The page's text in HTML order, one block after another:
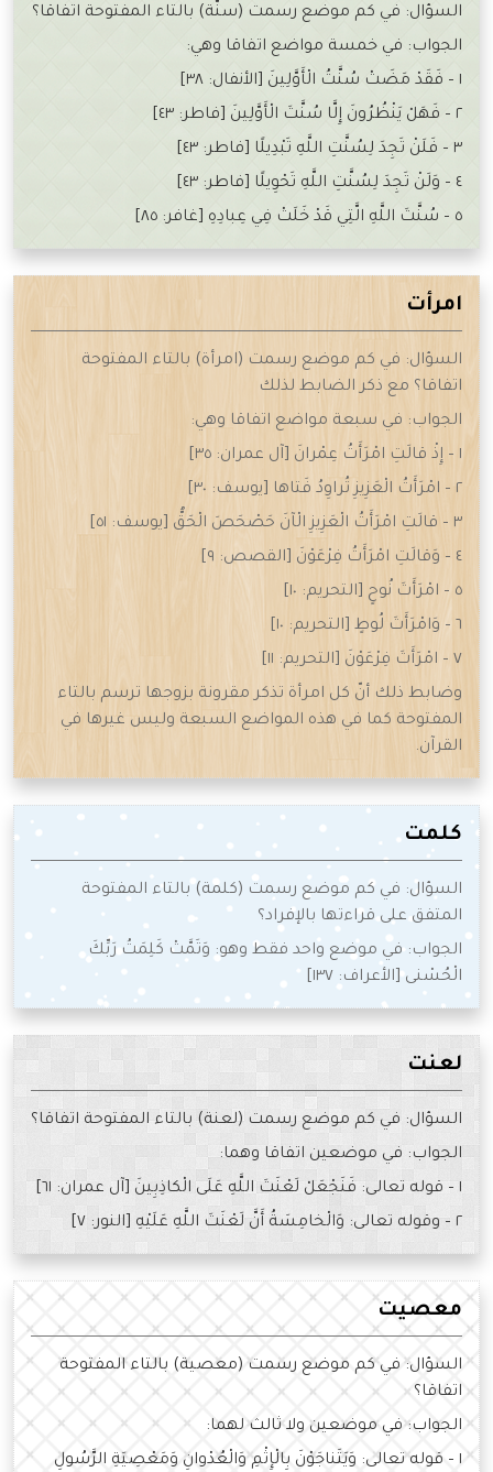
السؤال: في كم موضع رسمت (سنّة) بالتاء المفتوحة اتفاقا؟
الجواب: في خمسة مواضع اتفاقا وهي:
١ – فَقَدْ مَضَتْ سُنَّتُ الْأَوَّلِينَ [الأنفال: ٣٨]
٢ – فَهَلْ يَنْظُرُونَ إِلَّا سُنَّتَ الْأَوَّلِينَ [فاطر: ٤٣]
٣ – فَلَنْ تَجِدَ لِسُنَّتِ اللَّهِ تَبْدِيلًا [فاطر: ٤٣]
٤ – وَلَنْ تَجِدَ لِسُنَّتِ اللَّهِ تَحْوِيلًا [فاطر: ٤٣]
٥ – سُنَّتَ اللَّهِ الَّتِي قَدْ خَلَتْ فِي عِبادِهِ [غافر: ٨٥]
امرأت
السؤال: في كم موضع رسمت (امرأة) بالتاء المفتوحة
اتفاقا؟ مع ذكر الضابط لذلك
الجواب: في سبعة مواضع اتفاقا وهي:
١ – إِذْ قالَتِ امْرَأَتُ عِمْرانَ [آل عمران: ٣٥]
٢ – امْرَأَتُ الْعَزِيزِ تُراوِدُ فَتاها [يوسف: ٣٠]
٣ – قالَتِ امْرَأَتُ الْعَزِيزِ الْآنَ حَصْحَصَ الْحَقُّ [يوسف: ٥١]
٤ – وَقالَتِ امْرَأَتُ فِرْعَوْنَ [القصص: ٩]
٥ – امْرَأَتَ نُوحٍ [التحريم: ١٠]
٦ – وَامْرَأَتَ لُوطٍ [التحريم: ١٠]
٧ – امْرَأَتَ فِرْعَوْنَ [التحريم: ١١]
وضابط ذلك أنّ كل امرأة تذكر مقرونة بزوجها ترسم بالتاء
المفتوحة كما في هذه المواضع السبعة وليس غيرها في
القرآن.
كلمت
السؤال: في كم موضع رسمت (كلمة) بالتاء المفتوحة
المتفق على قراءتها بالإفراد؟
الجواب: في موضع واحد فقط وهو: وَتَمَّتْ كَلِمَتُ رَبِّكَ
الْحُسْنى [الأعراف: ١٣٧]
لعنت
السؤال: في كم موضع رسمت (لعنة) بالتاء المفتوحة اتفاقا؟
الجواب: في موضعين اتفاقا وهما:
١ – قوله تعالى: فَنَجْعَلْ لَعْنَتَ اللَّهِ عَلَى الْكاذِبِينَ [آل عمران: ٦١]
٢ – وقوله تعالى: وَالْخامِسَةُ أَنَّ لَعْنَتَ اللَّهِ عَلَيْهِ [النور: ٧]
معصيت
السؤال: في كم موضع رسمت (معصية) بالتاء المفتوحة
اتفاقا؟
الجواب: في موضعين ولا ثالث لهما:
١ – قوله تعالى: وَيَتَناجَوْنَ بِالْإِثْمِ وَالْعُدْوانِ وَمَعْصِيَةِ الرَّسُولِ